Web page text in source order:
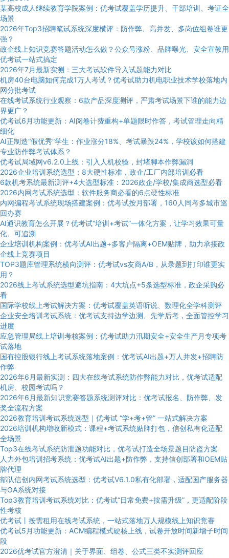
某高校成人继续教育学院案例：优考试覆盖学历提升、干部培训、考证全
场景
2026年Top3招聘笔试系统深度横评：防作弊、高并发、多岗位组卷谁更
强？
政企线上知识竞赛答题活动怎么做？公众号涨粉、品牌曝光、安全宣教用
优考试一站式搞定
2026年7月最新实测：三大考试软件导入试题能力对比
机房40台电脑如何完成1万人考试？优考试助力机电职业技术学校落地内
网分批考试
在线考试系统行业观察：6款产品深度测评，严肃考试场景下谁的能力边
界更广？
优考试6月功能更新：AI阅卷计费重构+单题限时作答，考试管理走向精
细化
AI正制造“假优秀”学生：作业涨分18%、考试暴跌24%，学校该如何搭建
专业防作弊考试体系？
优考试局域网v6.2.0上线：引入人机校验，封堵脚本作弊漏洞
2026企业培训系统选型：8大硬性标准，政企/工厂内部培训必看
6款机考系统最新测评+4大选型标准：2026政企/学校/集成商选型必看
2026内网考试系统选型：软件服务商必看的6点硬性标准
内网编程考试系统现场搭建案例：优考试按月部署，160人同考多城市巡
回办赛
AI通识教育怎么开展？优考试“培训+考试”一体化方案，让学习效果可量
化、可追溯
企业培训机构案例：优考试AI出题+多客户隔离+OEM贴牌，助力承接政
企线上竞赛项目
TOP3题库管理系统横向测评：优考试vs友商A/B，从录题到打印谁更实
用？
2026线上考试系统选型避坑指南：4大坑点+5条选型标准，政企采购必
看
国际学校线上考试解决方案：优考试覆盖英语听说、数理化全学科测评
企业安全培训考试系统：优考试支持边学边测、先学后考，全面管控学习
进度
应急管理局线上培训考核案例：优考试助力汛期安全+安全生产月专项考
试落地
国有控股银行线上考试系统落地案例：优考试AI出题+万人并发+招聘防
作弊
2026年6月最新实测：四大在线考试系统防作弊能力对比，优考试适配
机房、校园考试吗？
2026年6月最新知识竞赛答题系统测评对比：优考试报名、防作弊、发
奖全流程方案
2026教育培训考试系统选型｜优考试 “学+考+管” 一站式解决方案
2026培训机构增收新模式：课程+考试系统贴牌打包，信创私有化适配
全场景
Top3在线考试系统防泄题功能对比，优考试打造全场景题目防盗方案
人力外包培训招考系统：优考试AI出题+防作弊，支持信创部署和OEM贴
牌代理
部队信创内网考试系统选型：优考试V6.1.0私有化部署，适配国产服务器
与OA系统对接
Top3教育培训考试系统对比：优考试“日常免费+按需升级”，更适配阶段
性考核
优考试丨按需租用在线考试系统，一站式落地万人规模线上知识竞赛
优考试5月功能更新：ACM编程模式硬核上线，试卷开放时间新增子时间
段
2026优考试官方澄清｜关于界面、组卷、公式三类不实测评回应